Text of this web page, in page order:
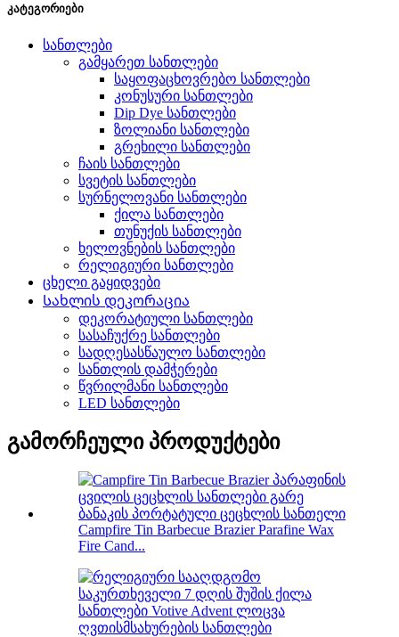
კატეგორიები
სანთლები
გამყარეთ სანთლები
საყოფაცხოვრებო სანთლები
კონუსური სანთლები
Dip Dye სანთლები
ზოლიანი სანთლები
გრეხილი სანთლები
ჩაის სანთლები
სვეტის სანთლები
სურნელოვანი სანთლები
ქილა სანთლები
თუნუქის სანთლები
ხელოვნების სანთლები
რელიგიური სანთლები
ცხელი გაყიდვები
Სახლის დეკორაცია
დეკორატიული სანთლები
სასაჩუქრე სანთლები
სადღესასწაულო სანთლები
სანთლის დამჭერები
წვრილმანი სანთლები
LED სანთლები
გამორჩეული პროდუქტები
Campfire Tin Barbecue Brazier Parafine Wax
Fire Cand...